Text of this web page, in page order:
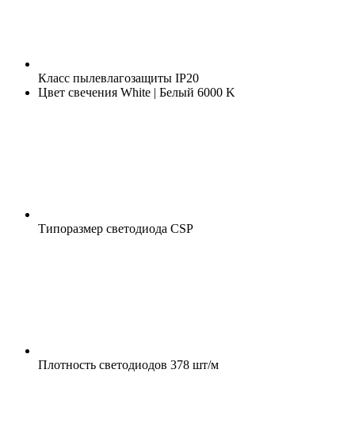
Класс пылевлагозащиты IP20
Цвет свечения White | Белый 6000 K
Типоразмер светодиода CSP
Плотность светодиодов 378 шт/м